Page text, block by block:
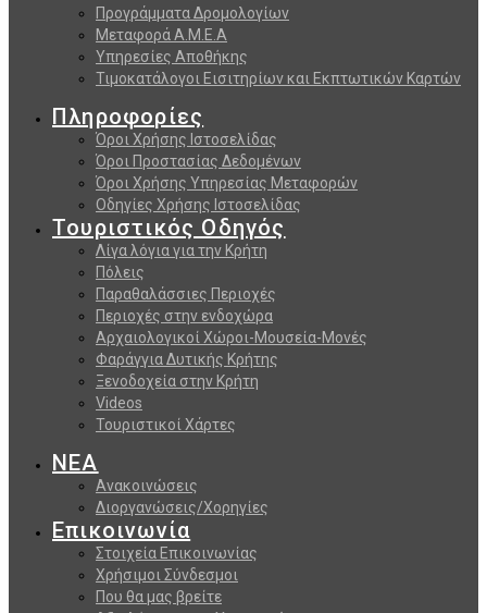
Προγράμματα Δρομολογίων
Μεταφορά Α.Μ.Ε.Α
Υπηρεσίες Αποθήκης
Τιμοκατάλογοι Εισιτηρίων και Εκπτωτικών Καρτών
Πληροφορίες
Όροι Χρήσης Ιστοσελίδας
Όροι Προστασίας Δεδομένων
Όροι Χρήσης Υπηρεσίας Μεταφορών
Οδηγίες Χρήσης Ιστοσελίδας
Τουριστικός Οδηγός
Λίγα λόγια για την Κρήτη
Πόλεις
Παραθαλάσσιες Περιοχές
Περιοχές στην ενδοχώρα
Αρχαιολογικοί Χώροι-Μουσεία-Μονές
Φαράγγια Δυτικής Κρήτης
Ξενοδοχεία στην Κρήτη
Videos
Τουριστικοί Χάρτες
ΝΕΑ
Ανακοινώσεις
Διοργανώσεις/Χορηγίες
Επικοινωνία
Στοιχεία Επικοινωνίας
Χρήσιμοι Σύνδεσμοι
Που θα μας βρείτε